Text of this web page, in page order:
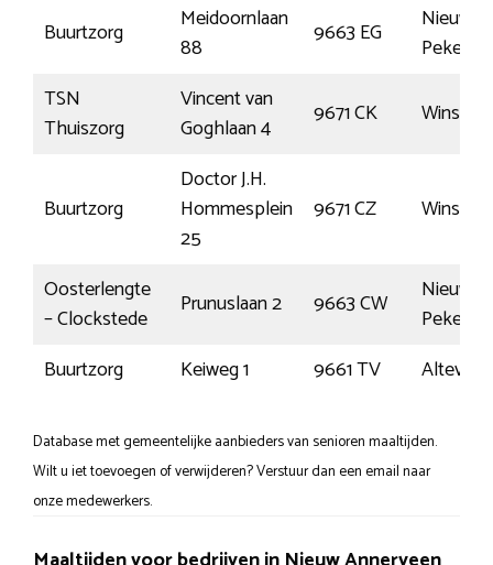
Buurtzorg
Meidoornlaan
88
9663 EG
Nieuwe
Pekela
TSN
Thuiszorg
Vincent van
Goghlaan 4
9671 CK
Buurtzorg
Doctor J.H.
Hommesplein
25
9671 CZ
Oosterlengte
– Clockstede
Prunuslaan 2 9663 CW
Nieuwe
Pekela
Buurtzorg
Keiweg 1 9661 TV Alteveer
Database met gemeentelijke aanbieders van senioren maaltijden.
Wilt u iet toevoegen of verwijderen? Verstuur dan een email naar
onze medewerkers.